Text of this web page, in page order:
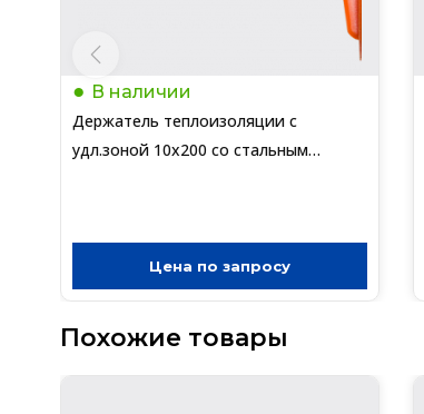
В наличии
Держатель теплоизоляции с
удл.зоной 10х200 со стальным
Цена по запросу
Похожие товары